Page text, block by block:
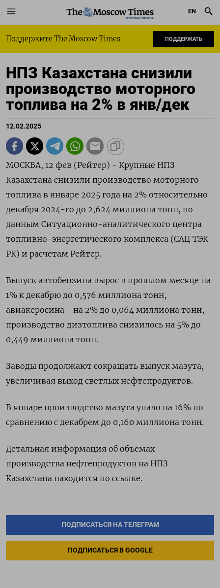
РУССКАЯ СЛУЖБА
EN
Поддержите The Moscow Times ПОДДЕРЖАТЬ
НПЗ Казахстана снизили
производство моторного
топлива на 2% в янв/дек
12.02.2025
МОСКВА, 12 фев (Рейтер) - Крупные НПЗ
Казахстана снизили производство моторного
топлива в январе 2025 года на 2% относительно
декабря 2024-го до 2,624 миллиона тонн, по
данным Ситуационно-аналитического центра
топливно-энергетического комплекса (САЦ ТЭК
РК) и расчетам Рейтер.
Выпуск автобензина вырос в прошлом месяце на
1% к декабрю до 0,576 миллиона тонн,
авиакеросина - на 2% до 0,064 миллиона тонн,
производство дизтоплива снизилось на 5% до
0,449 миллиона тонн.
Заводы продолжают сокращать выпуск мазута,
увеличивая выход светлых нефтепродуктов.
В январе производство мазута упало на 16% по
сравнению с декабрем до 0,160 миллиона тонн.
Детальная информация об объемах
производства нефтепродуктов на НПЗ
Казахстана находится по ссылке.
ПОДПИСАТЬСЯ НА ТЕЛЕГРАМ
ПОДПИСАТЬСЯ В GOOGLE